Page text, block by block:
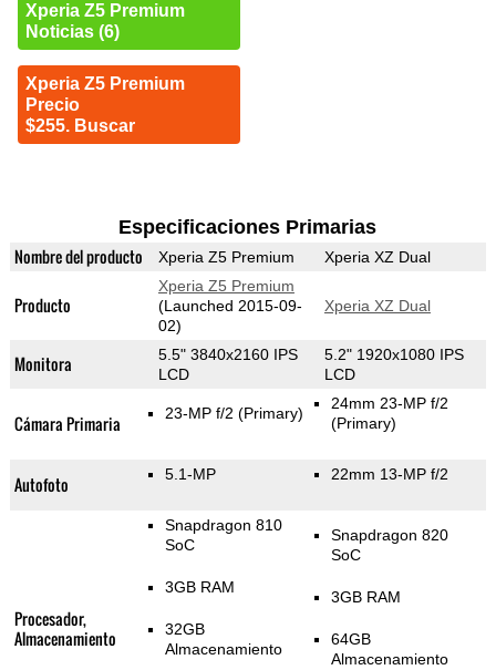
Xperia Z5 Premium
Noticias (6)
Xperia Z5 Premium
Precio
$255. Buscar
Especificaciones Primarias
Nombre del producto Xperia Z5 Premium Xperia XZ Dual
Producto
Xperia Z5 Premium
(Launched 2015-09-
02)
Xperia XZ Dual
Monitora
5.5" 3840x2160 IPS
LCD
5.2" 1920x1080 IPS
LCD
Cámara Primaria 23-MP f/2 (Primary)
24mm 23-MP f/2
(Primary)
Autofoto 5.1-MP 22mm 13-MP f/2
Procesador,
Almacenamiento
Snapdragon 810
SoC
3GB RAM
32GB
Almacenamiento
Snapdragon 820
SoC
3GB RAM
64GB
Almacenamiento